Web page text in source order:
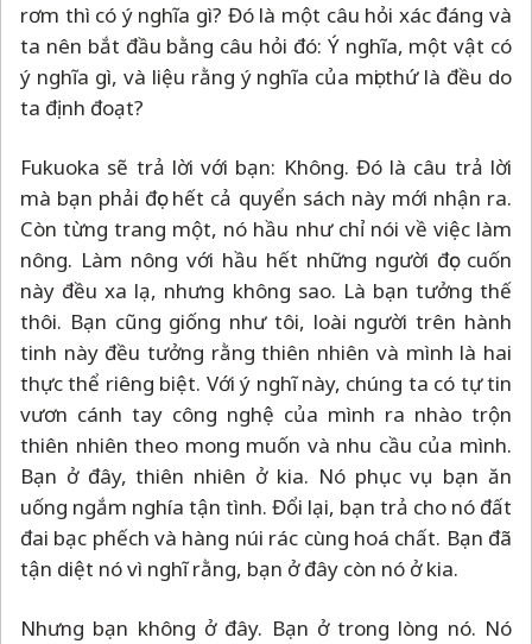
rơm thì có ý nghĩa gì? Đó là một câu hỏi xác đáng và
ta nên bắt đầu bằng câu hỏi đó: Ý nghĩa, một vật có
ý nghĩa gì, và liệu rằng ý nghĩa của mọi thứ là đều do
ta định đoạt?
Fukuoka sẽ trả lời với bạn: Không. Đó là câu trả lời
mà bạn phải đọc hết cả quyển sách này mới nhận ra.
Còn từng trang một, nó hầu như chỉ nói về việc làm
nông. Làm nông với hầu hết những người đọc cuốn
này đều xa lạ, nhưng không sao. Là bạn tưởng thế
thôi. Bạn cũng giống như tôi, loài người trên hành
tinh này đều tưởng rằng thiên nhiên và mình là hai
thực thể riêng biệt. Với ý nghĩ này, chúng ta có tự tin
vươn cánh tay công nghệ của mình ra nhào trộn
thiên nhiên theo mong muốn và nhu cầu của mình.
Bạn ở đây, thiên nhiên ở kia. Nó phục vụ bạn ăn
uống ngắm nghía tận tình. Đổi lại, bạn trả cho nó đất
đai bạc phếch và hàng núi rác cùng hoá chất. Bạn đã
tận diệt nó vì nghĩ rằng, bạn ở đây còn nó ở kia.
Nhưng bạn không ở đây. Bạn ở trong lòng nó. Nó